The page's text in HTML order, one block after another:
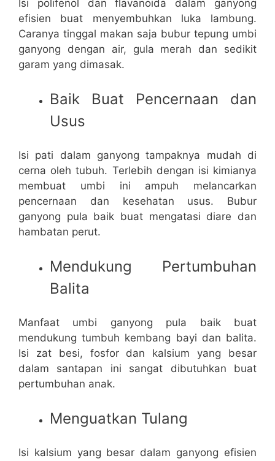
Isi polifenol dan flavanoida dalam ganyong
efisien buat menyembuhkan luka lambung.
Caranya tinggal makan saja bubur tepung umbi
ganyong dengan air, gula merah dan sedikit
garam yang dimasak.
Baik Buat Pencernaan dan
Usus
Isi pati dalam ganyong tampaknya mudah di
cerna oleh tubuh. Terlebih dengan isi kimianya
membuat umbi ini ampuh melancarkan
pencernaan dan kesehatan usus. Bubur
ganyong pula baik buat mengatasi diare dan
hambatan perut.
Mendukung Pertumbuhan
Balita
Manfaat umbi ganyong pula baik buat
mendukung tumbuh kembang bayi dan balita.
Isi zat besi, fosfor dan kalsium yang besar
dalam santapan ini sangat dibutuhkan buat
pertumbuhan anak.
Menguatkan Tulang
Isi kalsium yang besar dalam ganyong efisien